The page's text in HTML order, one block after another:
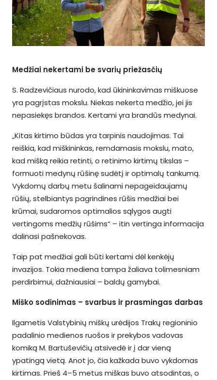
Medžiai nekertami be svarių priežasčių
S. Radzevičiaus nurodo, kad ūkininkavimas miškuose
yra pagrįstas mokslu. Niekas nekerta medžio, jei jis
nepasiekęs brandos. Kertami yra brandūs medynai.
„Kitas kirtimo būdas yra tarpinis naudojimas. Tai
reiškia, kad miškininkas, remdamasis mokslu, mato,
kad mišką reikia retinti, o retinimo kirtimų tikslas –
formuoti medynų rūšinę sudėtį ir optimalų tankumą.
Vykdomų darbų metu šalinami nepageidaujamų
rūšių, stelbiantys pagrindines rūšis medžiai bei
krūmai, sudaromos optimalios sąlygos augti
vertingoms medžių rūšims“ – itin vertinga informacija
dalinasi pašnekovas.
Taip pat medžiai gali būti kertami dėl kenkėjų
invazijos. Tokia mediena tampa žaliava tolimesniam
perdirbimui, dažniausiai – baldų gamybai.
Miško sodinimas – svarbus ir prasmingas darbas
Ilgametis Valstybinių miškų urėdijos Trakų regioninio
padalinio medienos ruošos ir prekybos vadovas
komiką M. Bartuševičių atsivedė ir į dar vieną
ypatingą vietą. Anot jo, čia kažkada buvo vykdomas
kirtimas. Prieš 4–5 metus miškas buvo atsodintas, o